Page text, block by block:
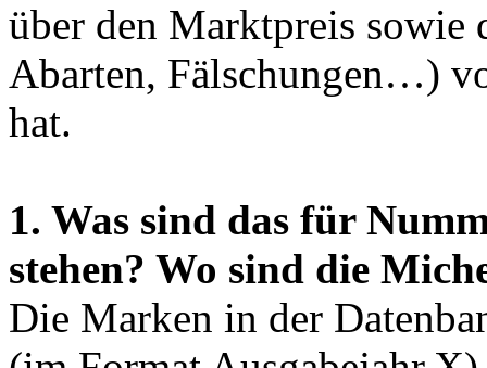
über den Marktpreis sowie
Abarten, Fälschungen…)
hat.
1. Was sind das für
stehen? Wo sind die
Die Marken in der